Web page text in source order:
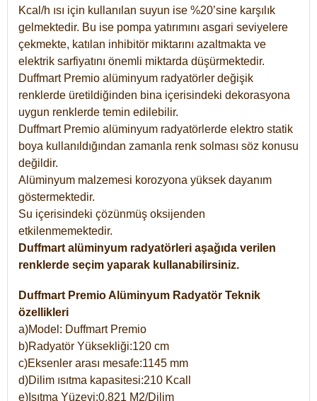
Kcal/h ısı için kullanılan suyun ise %20’sine karşılık
gelmektedir. Bu ise pompa yatırımını asgari seviyelere
çekmekte, katılan inhibitör miktarını azaltmakta ve
elektrik sarfiyatını önemli miktarda düşürmektedir.
Duffmart Premio alüminyum radyatörler değişik
renklerde üretildiğinden bina içerisindeki dekorasyona
uygun renklerde temin edilebilir.
Duffmart Premio alüminyum radyatörlerde elektro statik
boya kullanıldığından zamanla renk solması söz konusu
değildir.
Alüminyum malzemesi korozyona yüksek dayanım
göstermektedir.
Su içerisindeki çözünmüş oksijenden
etkilenmemektedir.
Duffmart alüminyum radyatörleri aşağıda verilen
renklerde seçim yaparak kullanabilirsiniz.
Duffmart Premio Alüminyum Radyatör Teknik
özellikleri
a)Model: Duffmart Premio
b)Radyatör Yüksekliği:120 cm
c)Eksenler arası mesafe:1145 mm
d)Dilim ısıtma kapasitesi:210 Kcall
e)Isıtma Yüzeyi:0,821 M2/Dilim